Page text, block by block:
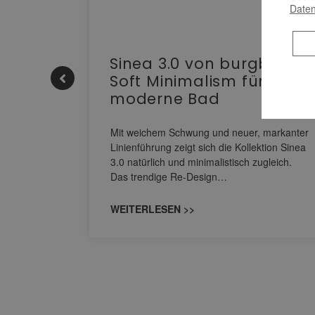
Sinea 3.0 von burgbad:
Soft Minimalism für das
moderne Bad
Mit weichem Schwung und neuer, markanter
Linienführung zeigt sich die Kollektion Sinea
3.0 natürlich und minimalistisch zugleich.
Das trendige Re-Design…
WEITERLESEN >>